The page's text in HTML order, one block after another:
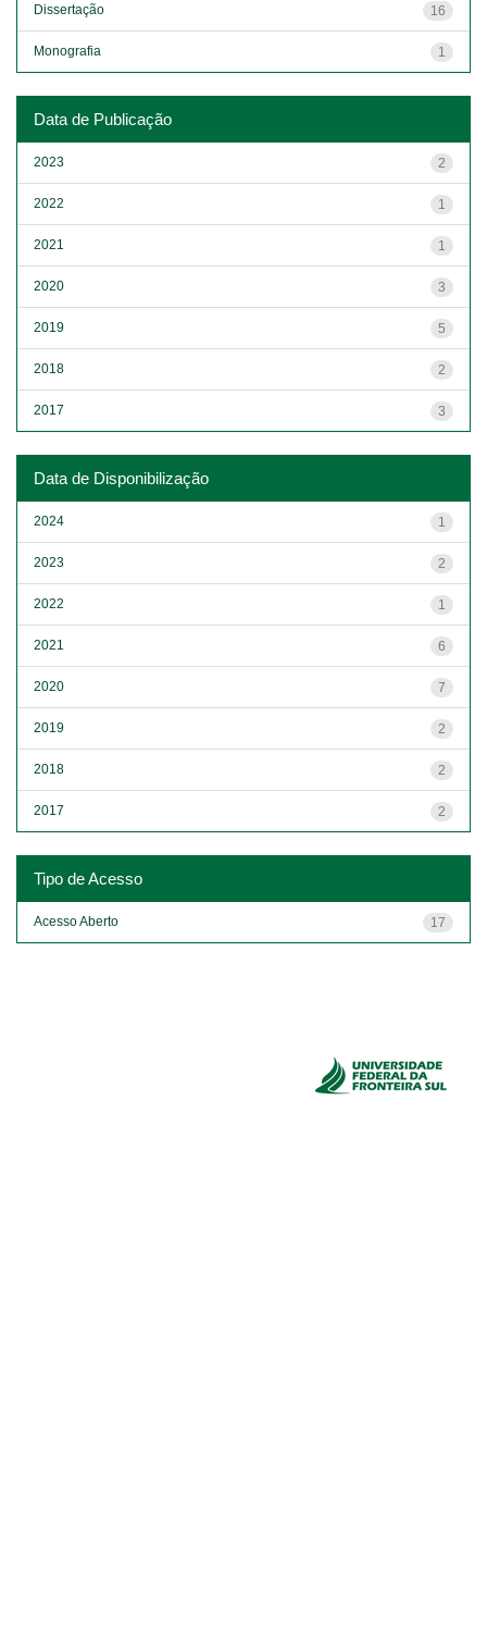
16
Dissertação
1
Monografia
Data de Publicação
2
2023
1
2022
1
2021
3
2020
5
2019
2
2018
3
2017
Data de Disponibilização
1
2024
2
2023
1
2022
6
2021
7
2020
2
2019
2
2018
2
2017
Tipo de Acesso
17
Acesso Aberto